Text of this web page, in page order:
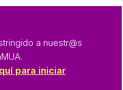
a nuestr@s
para iniciar